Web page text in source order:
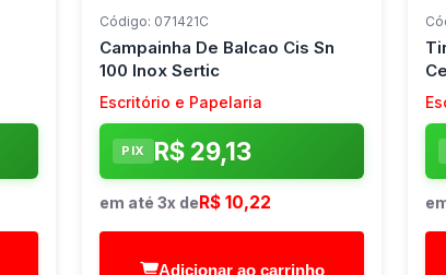
Código: 071421C
Campainha De Balcao Cis Sn
100 Inox Sertic
Escritório e Papelaria
PIX R$ 29,13
em até 3x deR$ 10,22
Adicionar ao carrinho